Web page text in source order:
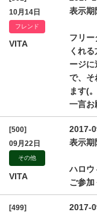
10月14日
フレンド
VITA
表示期
フリー
くれ
ージ
で、そ
ます(
一言お
[500]
09月22日
その他
VITA
2017-
表示期
ハロウ
ご参加
[499]
2017-